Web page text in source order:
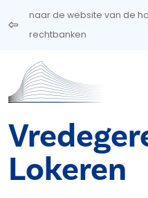
Overslaan en naar de
naar de website van de
rechtbanken
Lokeren